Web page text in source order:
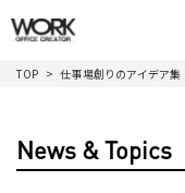
TOP 仕事場創りのアイデア集
News & Topics